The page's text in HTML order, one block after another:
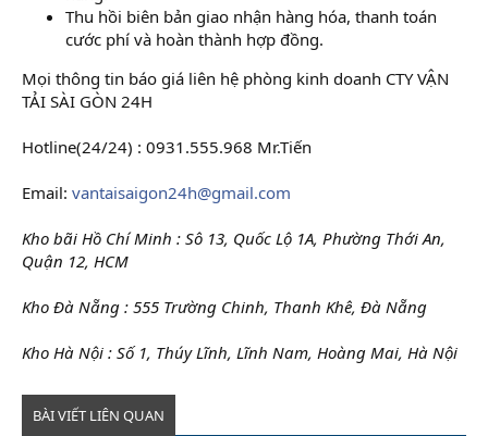
Thu hồi biên bản giao nhận hàng hóa, thanh toán
cước phí và hoàn thành hợp đồng.
Mọi thông tin báo giá liên hệ phòng kinh doanh CTY VẬN
TẢI SÀI GÒN 24H
Hotline(24/24) : 0931.555.968 Mr.Tiến
Email: vantaisaigon24h@gmail.com
Kho bãi Hồ Chí Minh : Sô 13, Quốc Lộ 1A, Phường Thới An,
Quận 12, HCM
Kho Đà Nẵng : 555 Trường Chinh, Thanh Khê, Đà Nẵng
Kho Hà Nội : Số 1, Thúy Lĩnh, Lĩnh Nam, Hoàng Mai, Hà Nội
BÀI VIẾT LIÊN QUAN